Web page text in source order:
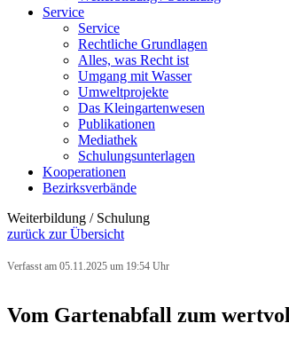
Service
Service
Rechtliche Grundlagen
Alles, was Recht ist
Umgang mit Wasser
Umweltprojekte
Das Kleingartenwesen
Publikationen
Mediathek
Schulungsunterlagen
Kooperationen
Bezirksverbände
Weiterbildung / Schulung
zurück zur Übersicht
Verfasst am 05.11.2025 um 19:54 Uhr
Vom Gartenabfall zum